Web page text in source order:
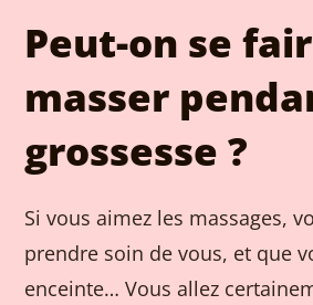
Peut-on se
masser
grossesse ?
Si vous aimez les massages,
prendre soin de vous, et que
enceinte… Vous allez